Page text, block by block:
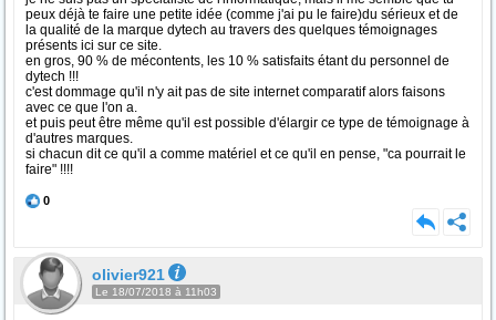
peux déjà te faire une petite idée (comme j'ai pu le faire)du sérieux et de
la qualité de la marque dytech au travers des quelques témoignages
présents ici sur ce site.
en gros, 90 % de mécontents, les 10 % satisfaits étant du personnel de
dytech !!!
c'est dommage qu'il n'y ait pas de site internet comparatif alors faisons
avec ce que l'on a.
et puis peut être même qu'il est possible d'élargir ce type de témoignage à
d'autres marques.
si chacun dit ce qu'il a comme matériel et ce qu'il en pense, "ca pourrait le
faire" !!!!
0
olivier921
Le 18/07/2018 à 11h03